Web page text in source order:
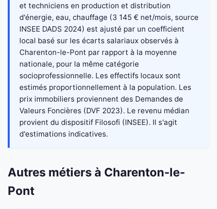
et techniciens en production et distribution
d'énergie, eau, chauffage (3 145 € net/mois, source
INSEE DADS 2024) est ajusté par un coefficient
local basé sur les écarts salariaux observés à
Charenton-le-Pont par rapport à la moyenne
nationale, pour la même catégorie
socioprofessionnelle. Les effectifs locaux sont
estimés proportionnellement à la population. Les
prix immobiliers proviennent des Demandes de
Valeurs Foncières (DVF 2023). Le revenu médian
provient du dispositif Filosofi (INSEE). Il s'agit
d'estimations indicatives.
Autres métiers à Charenton-le-
Pont